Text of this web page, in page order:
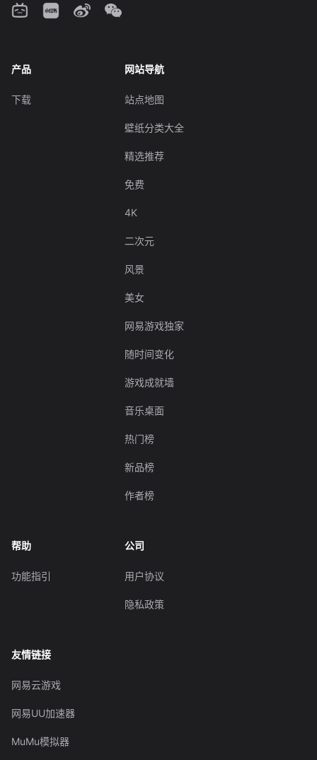
产品
下载
网站导航
站点地图
壁纸分类大全
精选推荐
免费
4K
二次元
风景
美女
网易游戏独家
随时间变化
游戏成就墙
音乐桌面
热门榜
新品榜
作者榜
帮助
功能指引
公司
用户协议
隐私政策
友情链接
网易云游戏
网易UU加速器
MuMu模拟器